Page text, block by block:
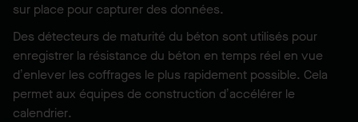
sur place pour capturer des données.
Des détecteurs de maturité du béton sont utilisés pour
enregistrer la résistance du béton en temps réel en vue
d’enlever les coffrages le plus rapidement possible. Cela
permet aux équipes de construction d’accélérer le
calendrier.